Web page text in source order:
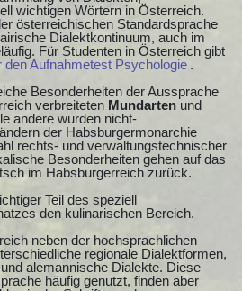
wichtigen Wörtern in Österreich.
österreichischen Standardsprache
Dialektkontinuum, auch im
Für Studenten in Österreich gibt
den Aufnahmetest Psychologie .
Besonderheiten der Aussprache
verbreiteten Mundarten und
andere wurden nicht-
der Habsburgermonarchie
rechts- und verwaltungstechnischer
Besonderheiten gehen auf das
im Habsburgerreich zurück.
Teil des speziell
den kulinarischen Bereich.
neben der hochsprachlichen
regionale Dialektformen,
alemannische Dialekte. Diese
häufig genutzt, finden aber